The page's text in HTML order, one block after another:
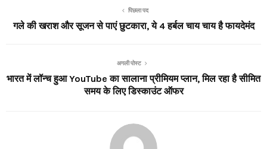
पिछला पद
गले की खराश और सूजन से पाएं छुटकारा, ये 4 हर्बल चाय चाय है फायदेमंद
अगली पोस्ट
भारत में लॉन्च हुआ YouTube का सालाना प्रीमियम प्लान, मिल रहा है सीमित
समय के लिए डिस्काउंट ऑफर